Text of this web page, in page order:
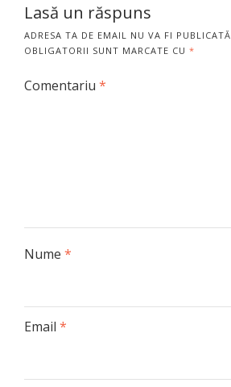
Lasă un răspuns
ADRESA TA DE EMAIL NU VA FI PUBLICATĂ.
OBLIGATORII SUNT MARCATE CU *
Comentariu *
Nume *
Email *